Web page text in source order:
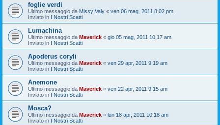
foglie verdi
Ultimo messaggio da Missy Valy « ven 06 mag, 2011 8:02 pm
Inviato in I Nostri Scatti
Lumachina
Ultimo messaggio da Maverick « gio 05 mag, 2011 10:17 am
Inviato in I Nostri Scatti
Apoderus coryli
Ultimo messaggio da Maverick « ven 29 apr, 2011 9:19 am
Inviato in I Nostri Scatti
Anemone
Ultimo messaggio da Maverick « ven 22 apr, 2011 9:15 am
Inviato in I Nostri Scatti
Mosca?
Ultimo messaggio da Maverick « lun 18 apr, 2011 10:18 am
Inviato in I Nostri Scatti